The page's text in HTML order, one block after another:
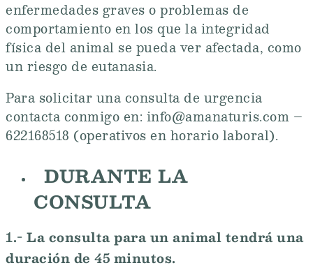
enfermedades graves o problemas de
comportamiento en los que la integridad
física del animal se pueda ver afectada, como
un riesgo de eutanasia.
Para solicitar una consulta de urgencia
contacta conmigo en: info@amanaturis.com –
622168518 (operativos en horario laboral).
DURANTE LA
CONSULTA
1.- La consulta para un animal tendrá una
duración de 45 minutos.